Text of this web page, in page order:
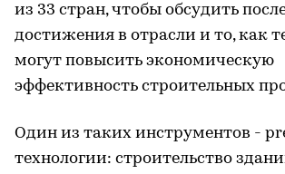
из 33 стран, чтобы обсудить
достижения в отрасли и то, как
могут повысить экономическую
эффективность строительных
Один из таких инструментов -
технологии: строительство